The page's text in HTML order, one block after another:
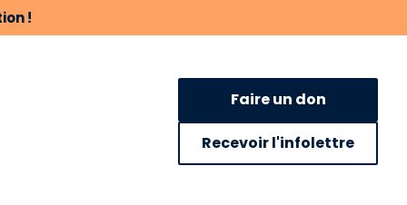
!
Faire un don
Recevoir l'infolettre